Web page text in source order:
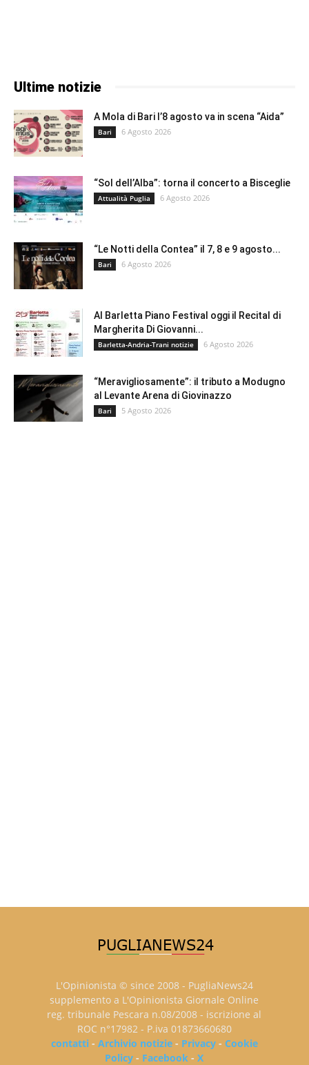
Ultime notizie
A Mola di Bari l’8 agosto va in scena “Aida”
Bari 6 Agosto 2026
“Sol dell’Alba”: torna il concerto a Bisceglie
Attualità Puglia 6 Agosto 2026
“Le Notti della Contea” il 7, 8 e 9 agosto...
Bari 6 Agosto 2026
Al Barletta Piano Festival oggi il Recital di
Margherita Di Giovanni...
Barletta-Andria-Trani notizie 6 Agosto 2026
“Meravigliosamente”: il tributo a Modugno
al Levante Arena di Giovinazzo
Bari 5 Agosto 2026
L'Opinionista © since 2008 - PugliaNews24
supplemento a L'Opinionista Giornale Online
reg. tribunale Pescara n.08/2008 - iscrizione al
ROC n°17982 - P.iva 01873660680
contatti- Archivio notizie- Privacy- Cookie
Policy - Facebook -X